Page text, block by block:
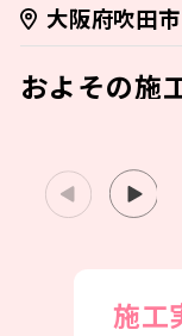
大阪府吹田市
およその施
施工